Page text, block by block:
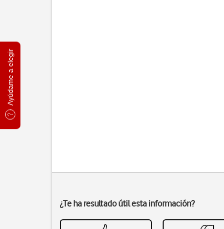
Ayúdame a elegir
¿Te ha resultado útil esta información?